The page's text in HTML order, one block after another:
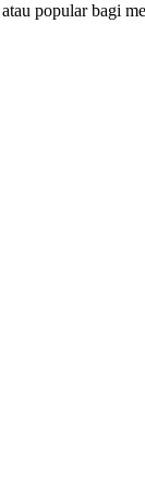
popular bagi